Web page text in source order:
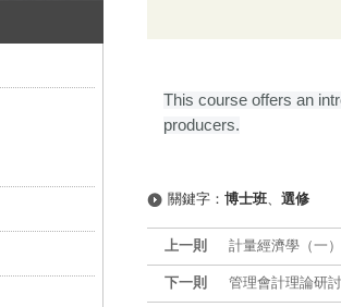
This course offers an
producers.
關鍵字： 博士班、 選修
上一則 計量經濟學（一
下一則 管理會計理論研